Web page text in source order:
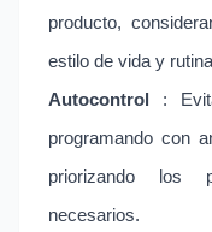
producto,
estilo de vida y
Autocontrol
:
programando con
priorizando los
necesarios.